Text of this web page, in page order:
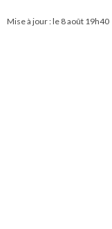
Mise à jour : le 8 août 19h40